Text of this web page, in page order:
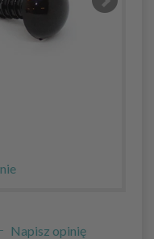
Napisz opinię